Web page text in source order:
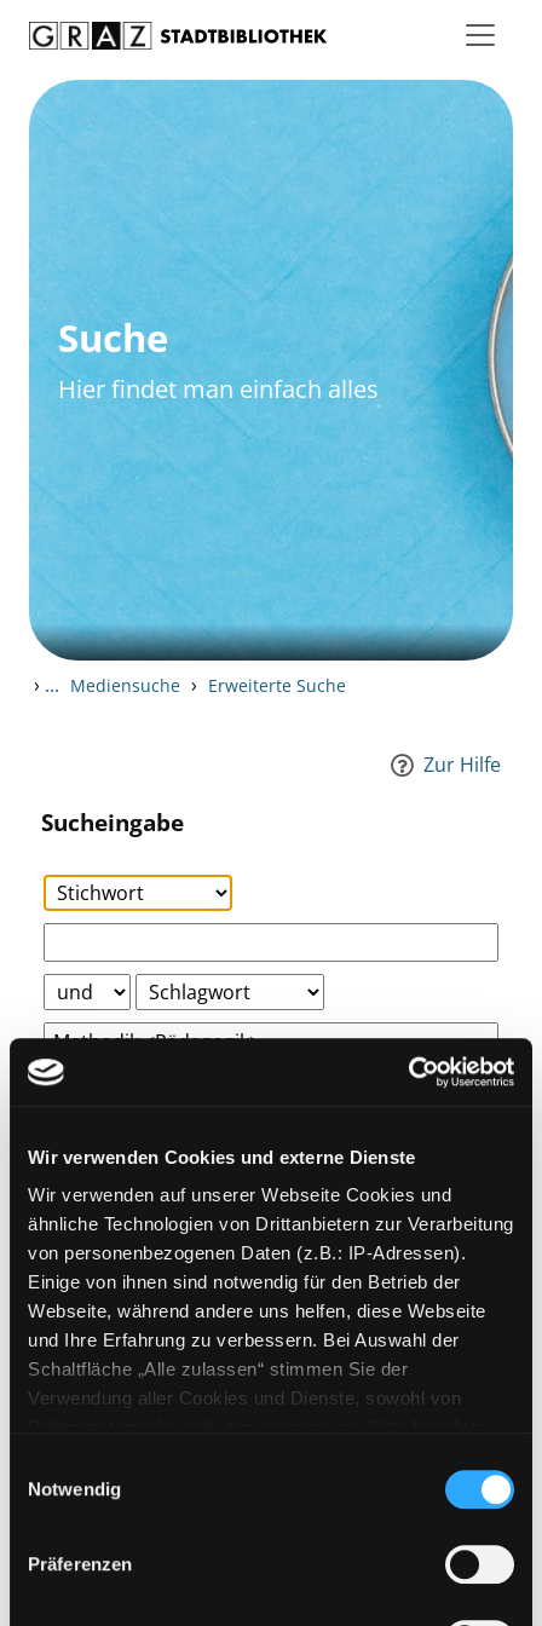
Wir verwenden Cookies und externe Dienste
Wir verwenden auf unserer Webseite Cookies und
ähnliche Technologien von Drittanbietern zur Verarbeitung
von personenbezogenen Daten (z.B.: IP-Adressen).
Einige von ihnen sind notwendig für den Betrieb der
Webseite, während andere uns helfen, diese Webseite
und Ihre Erfahrung zu verbessern. Bei Auswahl der
Schaltfläche „Alle zulassen“ stimmen Sie der
Verwendung aller Cookies und Dienste, sowohl von
Cookies von Drittanbietern, eine Verarbeitung in
unsicheren Drittländern (Länder außerhalb des EWR
ohne adäquates Datenschutzniveau) stattfinden kann. In
diesem Zusammenhang können aktuell Risiken für
Notwendig
Präferenzen
Suche
Hier findet man einfach alles
› ... Mediensuche › Erweiterte Suche
Zur Hilfe
Sucheingabe
Weitere Suchkriterien
Erwerbungen der letzten Tage
Jahr von
Medien anzeigen, die nach dem Jahr veröffentlicht
Jahr bis
Medien anzeigen, die vor dem
E-Medien
Mediengruppe